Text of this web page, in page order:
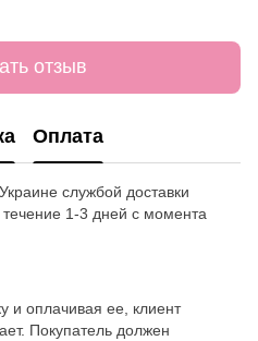
отзыв
Оплата
службой доставки
1-3 дней с момента
и оплачивая ее, клиент
Покупатель должен